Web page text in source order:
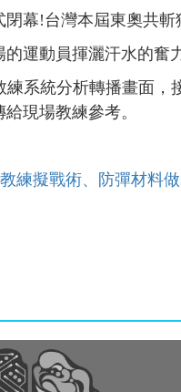
閉幕!台灣本屆東奧共
的運動員揮灑汗水的奮
系統分析轉播畫面，
現場教練參考。
練擬戰術、防彈材料